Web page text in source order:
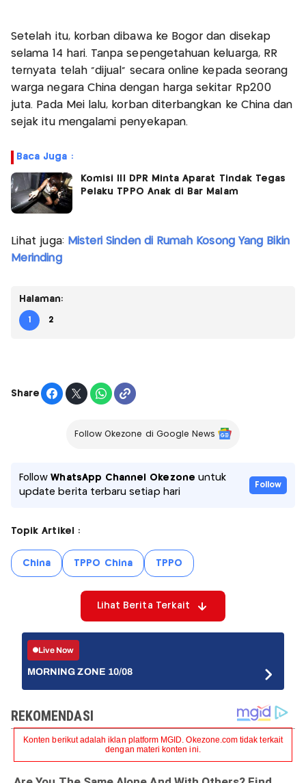
Setelah itu, korban dibawa ke Bogor dan disekap
selama 14 hari. Tanpa sepengetahuan keluarga, RR
ternyata telah “dijual” secara online kepada seorang
warga negara China dengan harga sekitar Rp200
juta. Pada Mei lalu, korban diterbangkan ke China dan
sejak itu mengalami penyekapan.
Baca Juga :
Komisi III DPR Minta Aparat Tindak Tegas
Pelaku TPPO Anak di Bar Malam
Lihat juga: Misteri Sinden di Rumah Kosong Yang Bikin
Merinding
Halaman:
1 2
Share
Follow Okezone di Google News
FollowWhatsApp Channel Okezone untuk
update berita terbaru setiap hari
Follow
Topik Artikel :
China TPPO China TPPO
Lihat Berita Terkait
Live Now
MORNING ZONE 10/08